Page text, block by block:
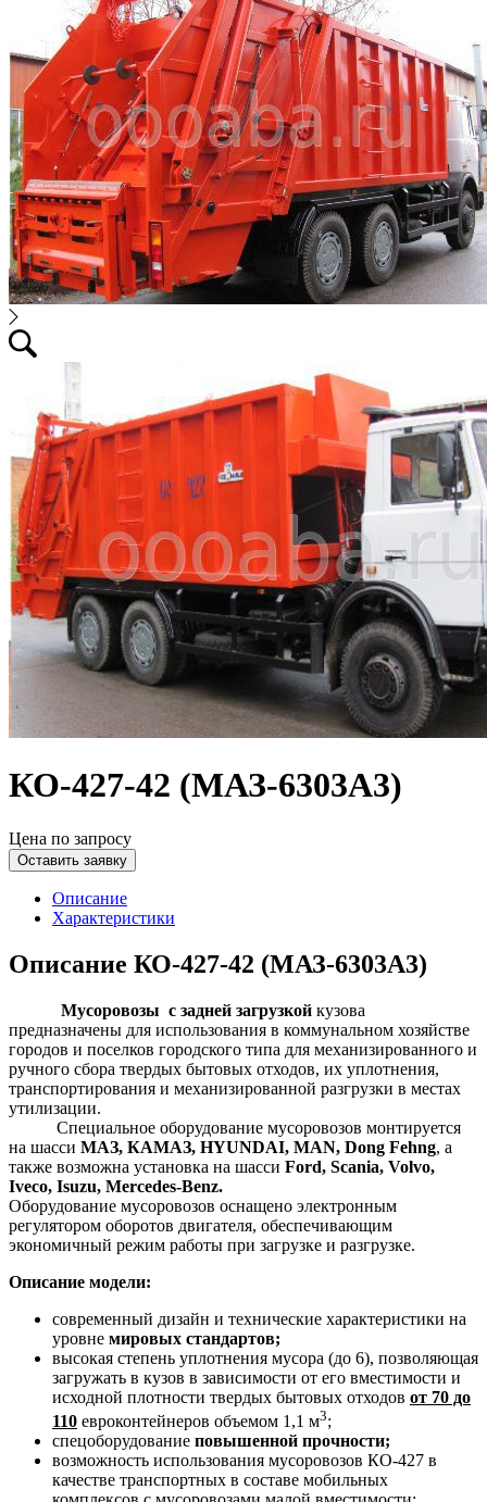
КО-427-42 (МАЗ-6303А3)
Цена по запросу
Оставить заявку
Описание
Характеристики
Описание КО-427-42 (МАЗ-6303А3)
Мусоровозы с задней загрузкой кузова
предназначены для использования в коммунальном хозяйстве
городов и поселков городского типа для механизированного и
ручного сбора твердых бытовых отходов, их уплотнения,
транспортирования и механизированной разгрузки в местах
утилизации.
Специальное оборудование мусоровозов монтируется
на шасси МАЗ, КАМАЗ, HYUNDAI, MAN, Dong Fehng, а
также возможна установка на шасси Ford, Scania, Volvo,
Iveco, Isuzu, Mercedes-Benz.
Оборудование мусоровозов оснащено электронным
регулятором оборотов двигателя, обеспечивающим
экономичный режим работы при загрузке и разгрузке.
Описание модели:
современный дизайн и технические характеристики на
уровне мировых стандартов;
высокая степень уплотнения мусора (до 6), позволяющая
загружать в кузов в зависимости от его вместимости и
исходной плотности твердых бытовых отходов от 70 до
110 евроконтейнеров объемом 1,1 м3;
спецоборудование повышенной прочности;
возможность использования мусоровозов КО-427 в
качестве транспортных в составе мобильных